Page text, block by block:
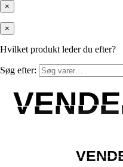
×
×
Hvilket produkt leder du efter?
Søg efter: